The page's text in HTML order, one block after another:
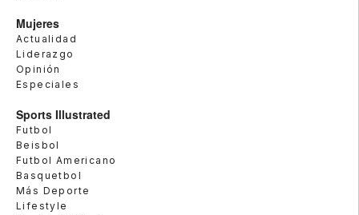
Mujeres
Actualidad
Liderazgo
Opinión
Especiales
Sports Illustrated
Futbol
Beisbol
Futbol Americano
Basquetbol
Más Deporte
Lifestyle